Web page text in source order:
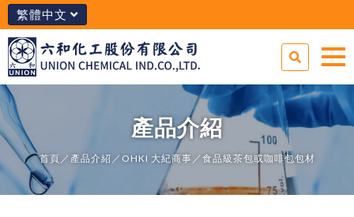
繁體中文
產品介紹
首頁 ／ 產品介紹 ／ OHKI 大紀商事 ／食品級茶包或咖啡包包材